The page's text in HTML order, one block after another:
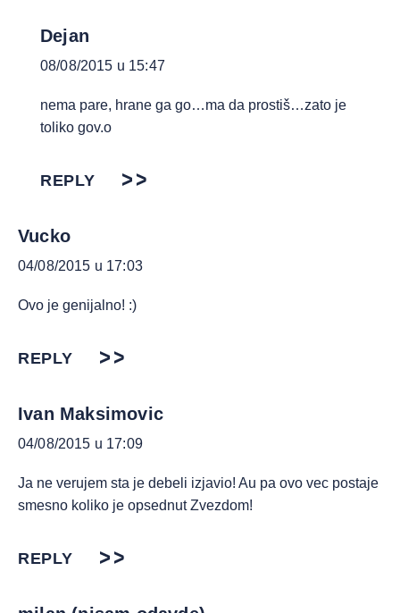
Dejan
08/08/2015 u 15:47
nema pare, hrane ga go…ma da prostiš…zato je
toliko gov.o
REPLY
Vucko
04/08/2015 u 17:03
Ovo je genijalno! :)
REPLY
Ivan Maksimovic
04/08/2015 u 17:09
Ja ne verujem sta je debeli izjavio! Au pa ovo vec postaje
smesno koliko je opsednut Zvezdom!
REPLY